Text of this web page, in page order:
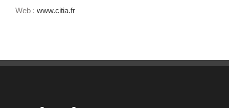
Web : www.citia.fr